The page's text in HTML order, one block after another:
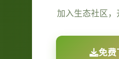
加入生态社区
免费